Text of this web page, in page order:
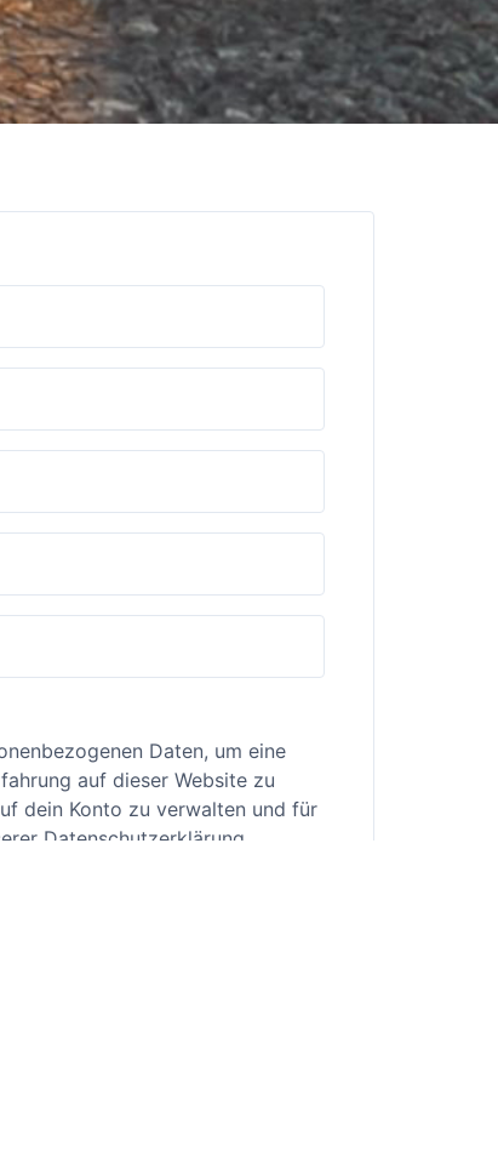
Daten, um eine
auf dieser Website zu
dein Konto zu verwalten und für
Datenschutzerklärung